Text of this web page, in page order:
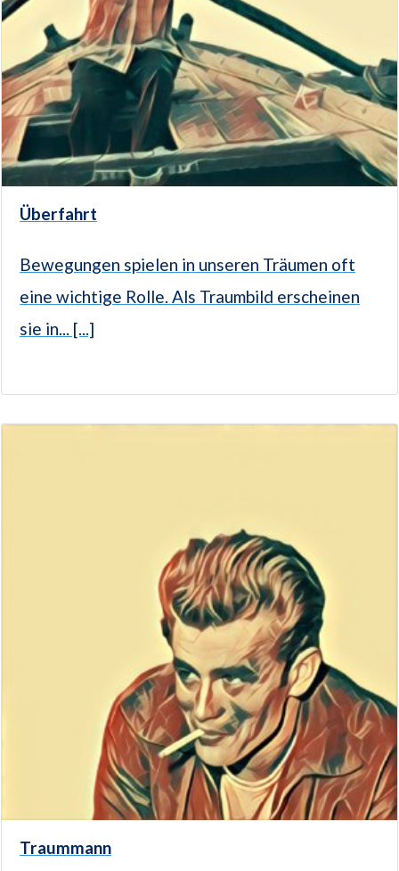
Überfahrt
Bewegungen spielen in unseren Träumen oft
eine wichtige Rolle. Als Traumbild erscheinen
sie in... [...]
Traummann